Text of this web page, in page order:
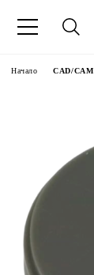
Начало CAD/CAM